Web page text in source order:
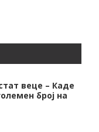
веце – Каде
број на